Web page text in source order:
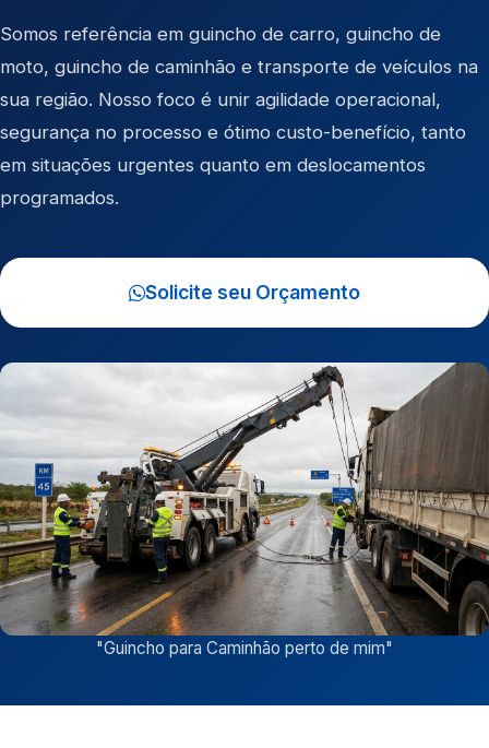
Somos referência em guincho de carro, guincho de
moto, guincho de caminhão e transporte de veículos na
sua região. Nosso foco é unir agilidade operacional,
segurança no processo e ótimo custo-benefício, tanto
em situações urgentes quanto em deslocamentos
programados.
Solicite seu Orçamento
"Guincho para Caminhão perto de mim"